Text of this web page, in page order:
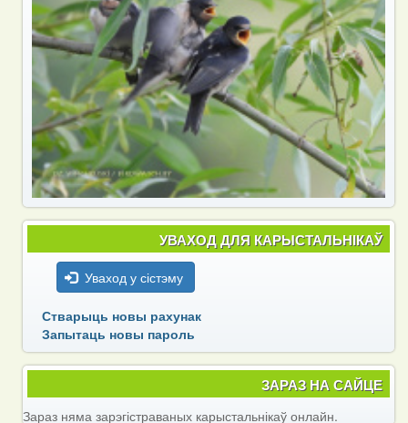
УВАХОД ДЛЯ КАРЫСТАЛЬНІКАЎ
Уваход у сістэму
Стварыць новы рахунак
Запытаць новы пароль
ЗАРАЗ НА САЙЦЕ
Зараз няма зарэгістраваных карыстальнікаў онлайн.